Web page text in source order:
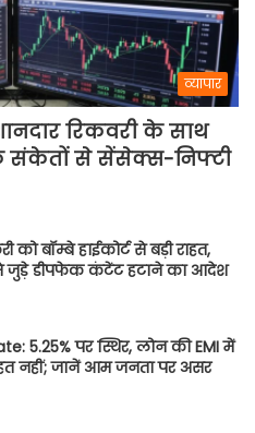
व्यापार
रिकवरी के साथ
संकेतों से सेंसेक्स-निफ्टी
को बॉम्बे हाईकोर्ट से बड़ी राहत,
से जुड़े डीपफेक कंटेंट हटाने का आदेश
5.25% पर स्थिर, लोन की EMI में
नहीं; जानें आम जनता पर असर